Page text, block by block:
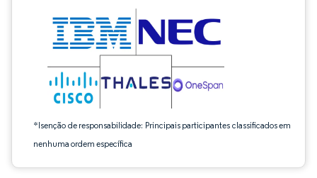
*Isenção de responsabilidade: Principais participantes classificados em
nenhuma ordem específica